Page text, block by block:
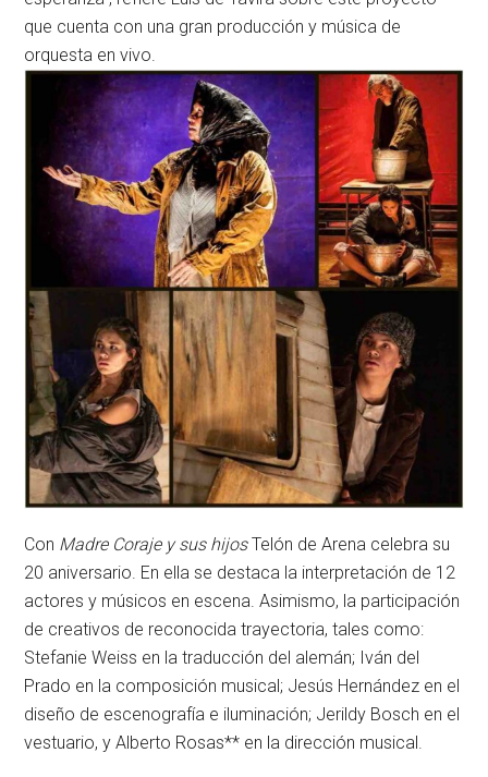
que cuenta con una gran producción y música de
orquesta en vivo.
Con Madre Coraje y sus hijosTelón de Arena celebra su
20 aniversario. En ella se destaca la interpretación de 12
actores y músicos en escena. Asimismo, la participación
de creativos de reconocida trayectoria, tales como:
Stefanie Weiss en la traducción del alemán; Iván del
Prado en la composición musical; Jesús Hernández en el
diseño de escenografía e iluminación; Jerildy Bosch en el
vestuario, y Alberto Rosas** en la dirección musical.